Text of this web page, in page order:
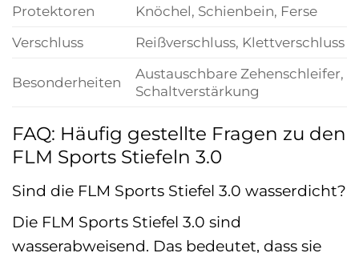
Protektoren
Knöchel, Schienbein, Ferse
Verschluss
Reißverschluss, Klettverschluss
Besonderheiten
Austauschbare Zehenschleifer,
Schaltverstärkung
FAQ: Häufig gestellte Fragen zu den
FLM Sports Stiefeln 3.0
Sind die FLM Sports Stiefel 3.0 wasserdicht?
Die FLM Sports Stiefel 3.0 sind
wasserabweisend. Das bedeutet, dass sie